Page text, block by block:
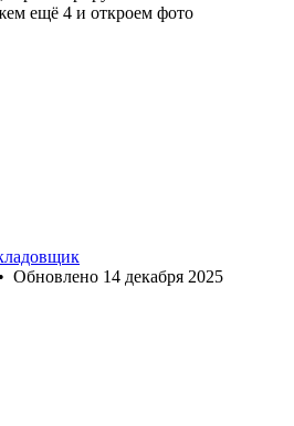
ещё 4 и откроем фото
• Обновлено 14 декабря 2025